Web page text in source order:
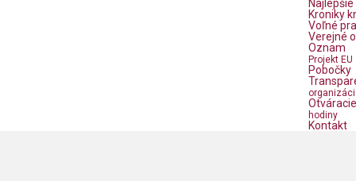
Kroniky
Voľné
Verejné
Oznam
Projekt EU
Pobočky
Otváracie
hodiny
Kontakt